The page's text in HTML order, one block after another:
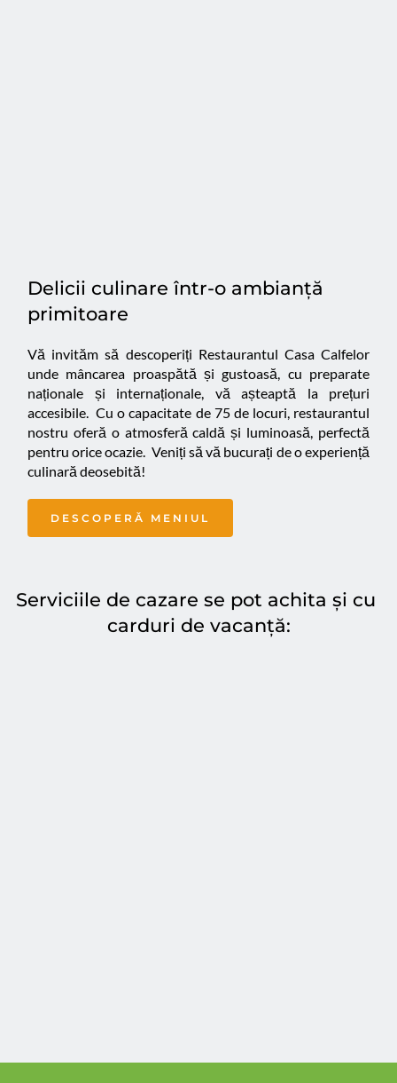
Delicii culinare într-o ambianță
primitoare
Vă invităm să descoperiți Restaurantul Casa Calfelor
unde mâncarea proaspătă și gustoasă, cu preparate
naționale și internaționale, vă așteaptă la prețuri
accesibile.  Cu o capacitate de 75 de locuri, restaurantul
nostru oferă o atmosferă caldă și luminoasă, perfectă
pentru orice ocazie.  Veniți să vă bucurați de o experiență
culinară deosebită!
DESCOPERĂ MENIUL
Serviciile de cazare se pot achita și cu
carduri de vacanță: